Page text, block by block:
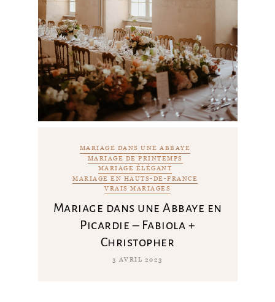
MARIAGE DANS UNE ABBAYE
MARIAGE DE PRINTEMPS
MARIAGE ÉLÉGANT
MARIAGE EN HAUTS-DE-FRANCE
VRAIS MARIAGES
Mariage dans une Abbaye en
Picardie – Fabiola +
Christopher
3 AVRIL 2023